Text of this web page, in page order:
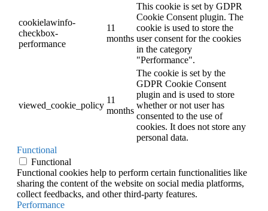
cookielawinfo-
checkbox-
performance
11
months
This cookie is set by GDPR
Cookie Consent plugin. The
cookie is used to store the
user consent for the cookies
in the category
"Performance".
viewed_cookie_policy
11
months
The cookie is set by the
GDPR Cookie Consent
plugin and is used to store
whether or not user has
consented to the use of
cookies. It does not store any
personal data.
Functional
Functional
Functional cookies help to perform certain functionalities like
sharing the content of the website on social media platforms,
collect feedbacks, and other third-party features.
Performance